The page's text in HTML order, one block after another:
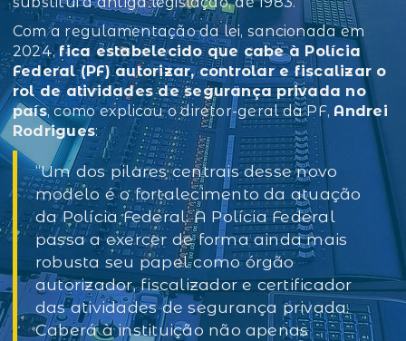
Com a regulamentação da lei, sancionada em
2024,fica estabelecido que cabe à Polícia
Federal (PF) autorizar, controlar e fiscalizar o
rol de atividades de segurança privada no
país, como explicou o diretor-geral da PF, Andrei
Rodrigues:
“Um dos pilares centrais desse novo
modelo é o fortalecimento da atuação
da Polícia Federal. A Polícia Federal
passa a exercer de forma ainda mais
robusta seu papel como órgão
autorizador, fiscalizador e certificador
das atividades de segurança privada.
Caberá à instituição não apenas